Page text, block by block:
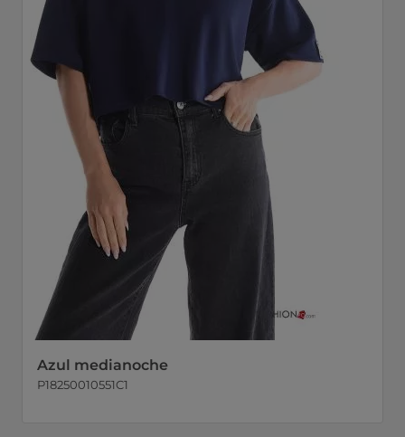
Azul medianoche
P18250010551C1